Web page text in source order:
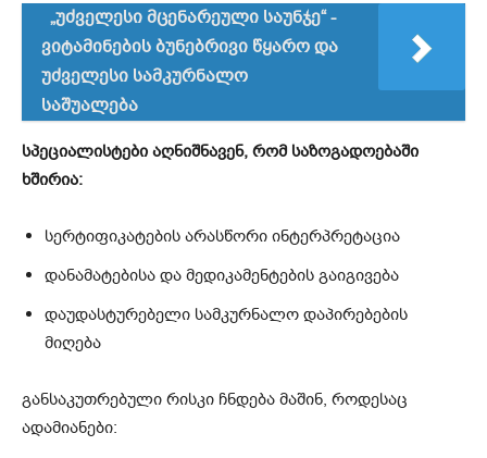
„უძველესი მცენარეული საუნჯე“ -
ვიტამინების ბუნებრივი წყარო და
უძველესი სამკურნალო
საშუალება
სპეციალისტები აღნიშნავენ, რომ საზოგადოებაში
ხშირია:
სერტიფიკატების არასწორი ინტერპრეტაცია
დანამატებისა და მედიკამენტების გაიგივება
დაუდასტურებელი სამკურნალო დაპირებების
მიღება
განსაკუთრებული რისკი ჩნდება მაშინ, როდესაც
ადამიანები: